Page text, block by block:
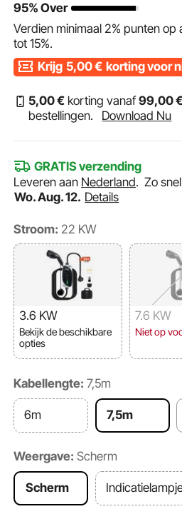
95% Over
Verdien minimaal 2% punten op
tot15%.
Krijg 5,00€ korting voor
5,00€ korting vanaf99,00
bestellingen. Download Nu
GRATIS verzending
Leveren aan Nederland.Zo
Wo. Aug. 12. Details
Stroom: 22 KW
3.6 KW
Bekijk de beschikbare
opties
7.6 KW
Niet op
Kabellengte: 7,5m
6m 7,5m
Weergave: Scherm
Scherm